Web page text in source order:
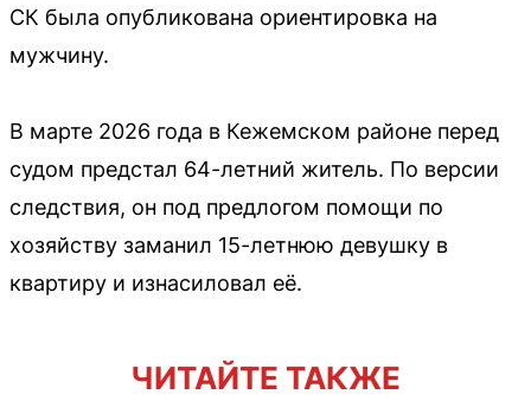
СК была опубликована ориентировка на
мужчину.
В марте 2026 года в Кежемском районе перед
судом предстал 64-летний житель. По версии
следствия, он под предлогом помощи по
хозяйству заманил 15-летнюю девушку в
квартиру и изнасиловал её.
ЧИТАЙТЕ ТАКЖЕ